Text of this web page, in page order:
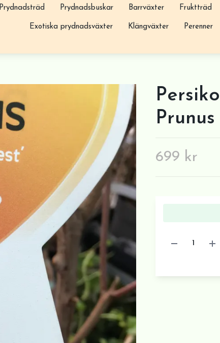
Prydnadsträd Prydnadsbuskar Barrväxter Fruktträd
Exotiska prydnadsväxter Klängväxter Perenner
699 kr